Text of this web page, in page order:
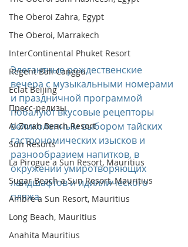
The Oberoi Zahra, Egypt
The Oberoi, Marrakech
InterContinental Phuket Resort
Regent Bali Canggu
Eclat Beijing
Пресс-релизы
Al Zorah Beach Resort
Sun Resorts
La Pirogue a Sun Resort, Mauritius
Sugar Beach a Sun Resort, Mauritius
Ambre a Sun Resort, Mauritius
Long Beach, Mauritius
Anahita Mauritius
Элегантные рождественские
вечера с музыкальными номерами
и праздничной программой
побалуют вкусовые рецепторы
великолепным выбором тайских
гастрономических изысков и
разнообразием напитков, в
окружении умиротворяющих
ландшафтов и идиллического
пляжа.